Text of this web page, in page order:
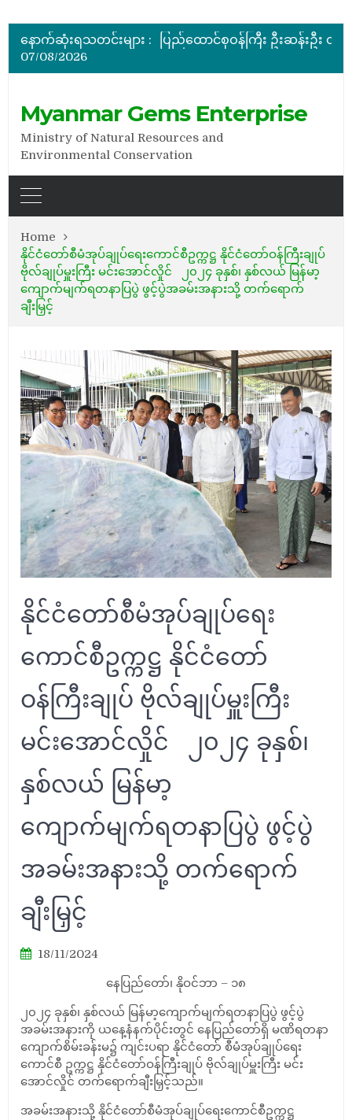
နောက်ဆုံးရသတင်းများ :
အိတ်ဖွင့်တင်ဒါခေါ်ယူခြင်း
07/08/2026
Myanmar Gems Enterprise
Ministry of Natural Resources and
Environmental Conservation
Home
နိုင်ငံတော်စီမံအုပ်ချုပ်ရေးကောင်စီဥက္ကဋ္ဌ နိုင်ငံတော်ဝန်ကြီးချုပ်
ဗိုလ်ချုပ်မှူးကြီး မင်းအောင်လှိုင် ၂၀၂၄ ခုနှစ်၊ နှစ်လယ် မြန်မာ့
ကျောက်မျက်ရတနာပြပွဲ ဖွင့်ပွဲအခမ်းအနားသို့ တက်ရောက်
ချီးမြှင့်
နိုင်ငံတော်စီမံအုပ်ချုပ်ရေး
ကောင်စီဥက္ကဋ္ဌ နိုင်ငံတော်
ဝန်ကြီးချုပ် ဗိုလ်ချုပ်မှူးကြီး
မင်းအောင်လှိုင် ၂၀၂၄ ခုနှစ်၊
နှစ်လယ် မြန်မာ့
ကျောက်မျက်ရတနာပြပွဲ ဖွင့်ပွဲ
အခမ်းအနားသို့ တက်ရောက်
ချီးမြှင့်
18/11/2024
နေပြည်တော်၊ နိုဝင်ဘာ – ၁၈
၂၀၂၄ ခုနှစ်၊ နှစ်လယ် မြန်မာ့ကျောက်မျက်ရတနာပြပွဲ ဖွင့်ပွဲ
အခမ်းအနားကို ယနေ့နံနက်ပိုင်းတွင် နေပြည်တော်ရှိ မဏိရတနာ
ကျောက်စိမ်းခန်းမ၌ ကျင်းပရာ နိုင်ငံတော် စီမံအုပ်ချုပ်ရေး
ကောင်စီ ဥက္ကဋ္ဌ နိုင်ငံတော်ဝန်ကြီးချုပ် ဗိုလ်ချုပ်မှူးကြီး မင်း
အောင်လှိုင် တက်ရောက်ချီးမြှင့်သည်။
အခမ်းအနားသို့ နိုင်ငံတော်စီမံအုပ်ချုပ်ရေးကောင်စီဥက္ကဋ္ဌ